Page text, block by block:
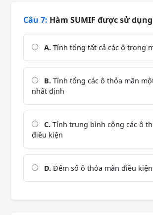
Câu 7: Hàm SUMIF được sử
A. Tính tổng tất cả các ô trong
B. Tính tổng các ô thỏa mãn
nhất định
C. Tính trung bình cộng các ô
điều kiện
D. Đếm số ô thỏa mãn điều kiện